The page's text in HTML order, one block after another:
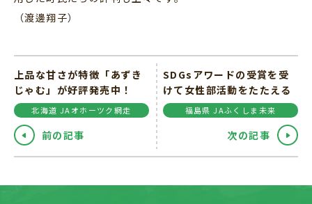
（渡邊翔子）
上品な甘さが特徴「あずき
じゃむ」が好評発売中！
北海道 JAオホーツク網走
前の記事
SDGsアワードの受賞を受
けて女性部活動をたたえる
福島県 JAふくしま未来
次の記事